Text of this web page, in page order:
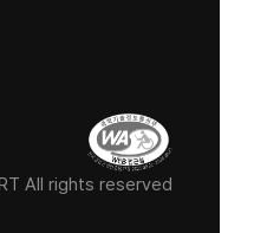
All rights reserved